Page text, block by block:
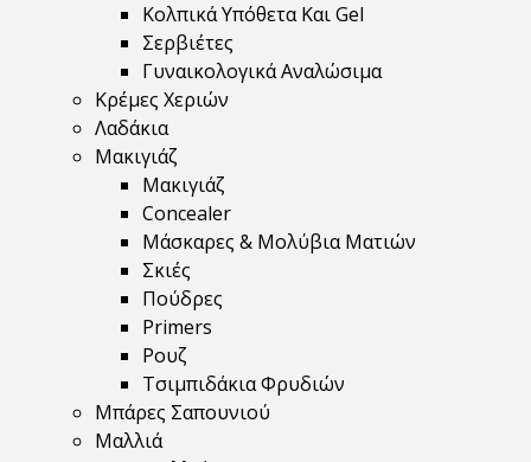
Κολπικά Υπόθετα Και Gel
Σερβιέτες
Γυναικολογικά Αναλώσιμα
Κρέμες Χεριών
Λαδάκια
Μακιγιάζ
Μακιγιάζ
Concealer
Μάσκαρες & Μολύβια Ματιών
Σκιές
Πούδρες
Primers
Ρουζ
Τσιμπιδάκια Φρυδιών
Μπάρες Σαπουνιού
Μαλλιά